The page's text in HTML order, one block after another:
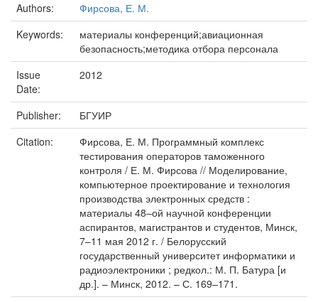
Authors:
Фирсова, Е. М.
Keywords:
материалы конференций;авиационная
безопасность;методика отбора персонала
Issue
Date:
2012
Publisher:
БГУИР
Citation:
Фирсова, Е. М. Программный комплекс
тестирования операторов таможенного
контроля / Е. М. Фирсова // Моделирование,
компьютерное проектирование и технология
производства электронных средств :
материалы 48–ой научной конференции
аспирантов, магистрантов и студентов, Минск,
7–11 мая 2012 г. / Белорусский
государственный университет информатики и
радиоэлектроники ; редкол.: М. П. Батура [и
др.]. – Минск, 2012. – С. 169–171.